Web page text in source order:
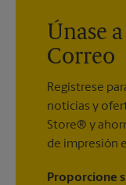
Únase
Correo
Regístrese
noticias y
Store® y
de impresión
Proporcione